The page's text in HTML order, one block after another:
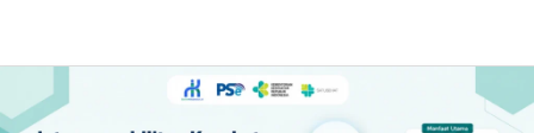
Itu